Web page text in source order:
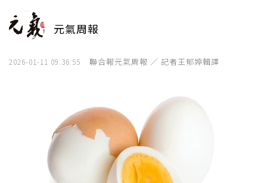
元氣周報
2026-01-11 09:36:55 聯合報元氣周報 ／ 記者王郁婷輯譯